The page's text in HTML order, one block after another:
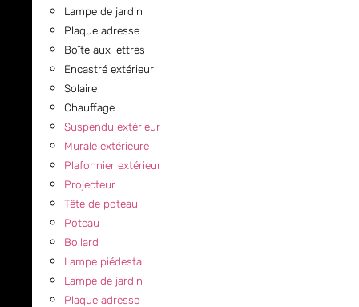
Lampe de jardin
Plaque adresse
Boîte aux lettres
Encastré extérieur
Solaire
Chauffage
Suspendu extérieur
Murale extérieure
Plafonnier extérieur
Projecteur
Tête de poteau
Poteau
Bollard
Lampe piédestal
Lampe de jardin
Plaque adresse